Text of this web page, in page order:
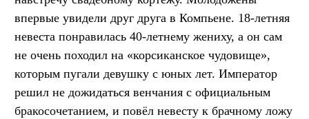
впервые увидели друг друга в Компьене. 18-летняя
невеста понравилась 40-летнему жениху, а он сам
не очень походил на «корсиканское чудовище»,
которым пугали девушку с юных лет. Император
решил не дожидаться венчания с официальным
бракосочетанием, и повёл невесту к брачному ложу